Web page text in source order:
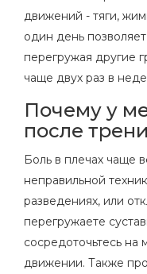
движений - тяги,
один день
перегружая другие
чаще двух раз в
Почему у
после
Боль в плечах чаще
неправильной
разведениях, или
перегружаете
сосредоточьтесь
движении. Также